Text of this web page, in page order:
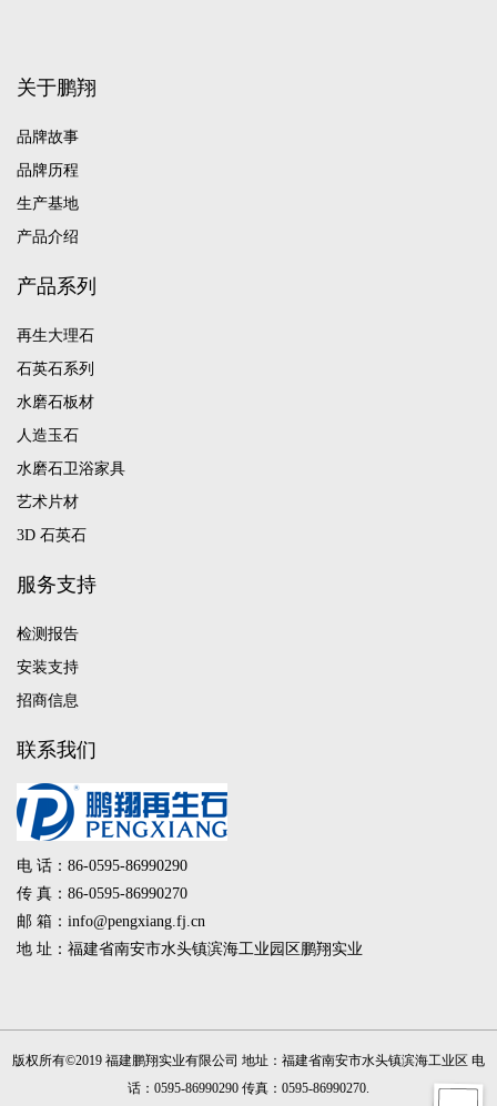
关于鹏翔
品牌故事
品牌历程
生产基地
产品介绍
产品系列
再生大理石
石英石系列
水磨石板材
人造玉石
水磨石卫浴家具
艺术片材
3D 石英石
服务支持
检测报告
安装支持
招商信息
联系我们
电 话：86-0595-86990290
传 真：86-0595-86990270
邮 箱：info@pengxiang.fj.cn
地 址：福建省南安市水头镇滨海工业园区鹏翔实业
版权所有©2019 福建鹏翔实业有限公司 地址：福建省南安市水头镇滨海工业区 电
话：0595-86990290 传真：0595-86990270.